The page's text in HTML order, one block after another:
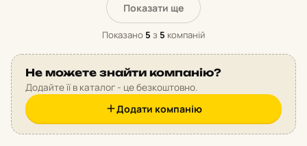
Показати ще
Показано 5 з 5 компаній
Не можете знайти компанію?
Додайте її в каталог - це безкоштовно.
Додати компанію